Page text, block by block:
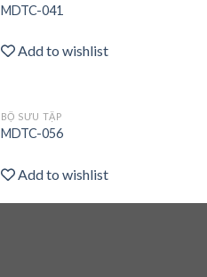
MDTC-041
Add to wishlist
BỘ SƯU TẬP
MDTC-056
Add to wishlist